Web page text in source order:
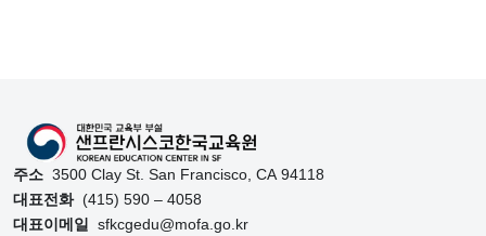
주소 3500 Clay St. San Francisco, CA 94118
대표전화(415) 590 – 4058
대표이메일
sfkcgedu@mofa.go.kr